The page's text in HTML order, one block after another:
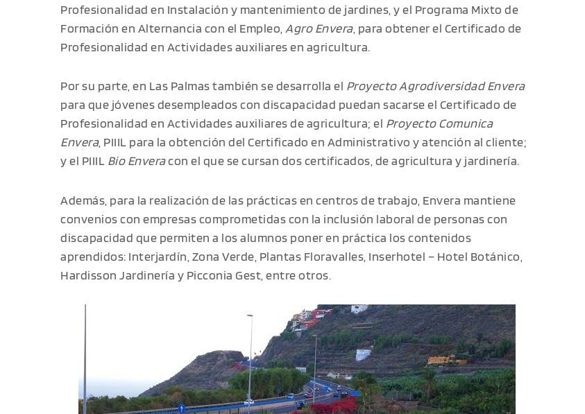
Profesionalidad en Instalación y mantenimiento de jardines, y el Programa Mixto de
Formación en Alternancia con el Empleo,Agro Envera, para obtener el Certificado de
Profesionalidad en Actividades auxiliares en agricultura.
Por su parte, en Las Palmas también se desarrolla el Proyecto Agrodiversidad Envera
para que jóvenes desempleados con discapacidad puedan sacarse el Certificado de
Profesionalidad en Actividades auxiliares de agricultura; el Proyecto Comunica
Envera, PIIIL para la obtención del Certificado en Administrativo y atención al cliente;
y el PIIIL Bio Enveracon el que se cursan dos certificados, de agricultura y jardinería.
Además, para la realización de las prácticas en centros de trabajo, Envera mantiene
convenios con empresas comprometidas con la inclusión laboral de personas con
discapacidad que permiten a los alumnos poner en práctica los contenidos
aprendidos: Interjardín, Zona Verde, Plantas Floravalles, Inserhotel – Hotel Botánico,
Hardisson Jardinería y Picconia Gest, entre otros.